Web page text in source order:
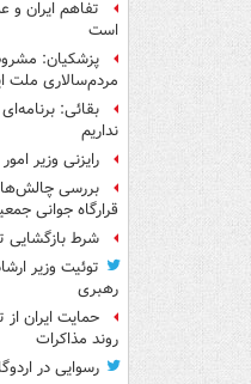
تفاهم ایران و
است
پزشکیان:
مردم‌سالاری ملت
بقائی:
نداریم
رایزنی وزیر
بررسی
قرارگاه جوانی
شرط
توئیت وزیر
رهبری
حمایت ایران
روند مذاکرات
رسوایی در